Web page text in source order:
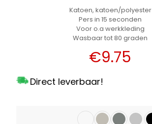
Katoen, katoen/polyester
Pers in 15 seconden
Voor o.a werkkleding
Wasbaar tot 80 graden
€9.75
Direct leverbaar!